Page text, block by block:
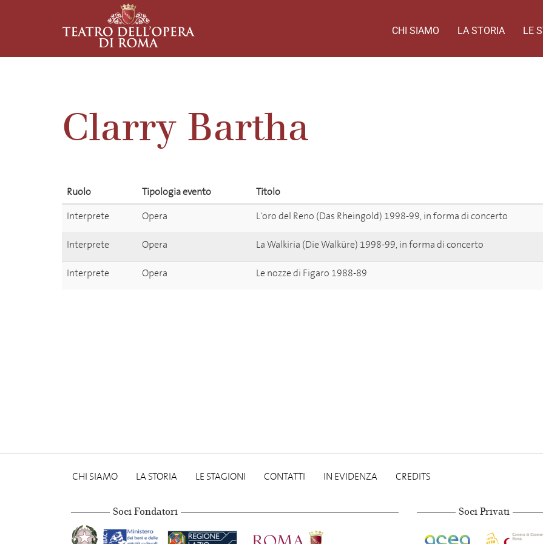
CHI SIAMO LA STORIA LE
Clarry Bartha
Ruolo Tipologia evento
Titolo
Interprete
Opera L'oro del Reno (Das Rheingold) 1998-99, in forma di concerto
Interprete Opera La Walkiria (Die Walküre) 1998-99, in forma di concerto
Interprete Opera Le nozze di Figaro 1988-89
CHI SIAMO LA STORIA LE STAGIONI CONTATTI IN EVIDENZA CREDITS
Soci Fondatori Soci Privati